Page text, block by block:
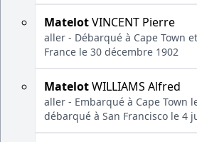
MatelotVINCENT Pierre
aller - Débarqué à Cape Town
France le 30 décembre 1902
MatelotWILLIAMS Alfred
aller - Embarqué à Cape Town
débarqué à San Francisco le 4